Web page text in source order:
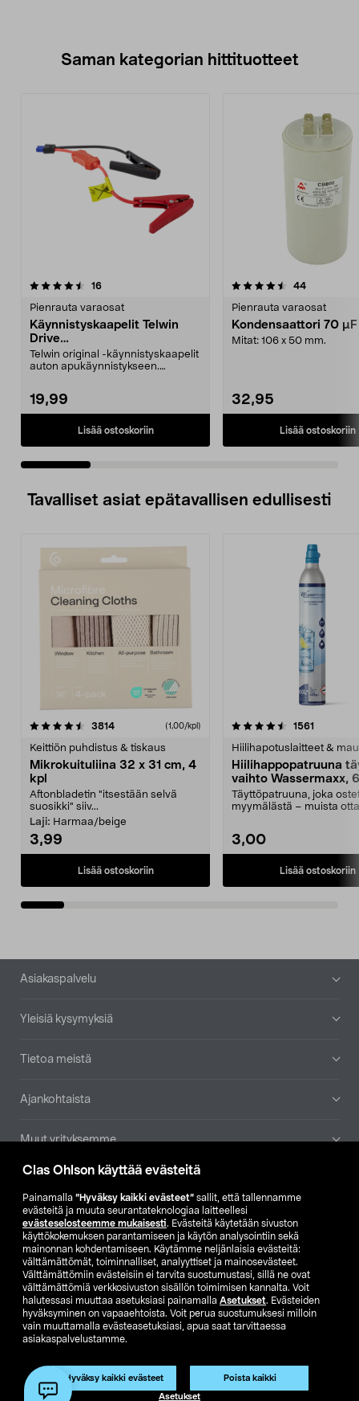
Clas Ohlson käyttää evästeitä
Painamalla ”Hyväksy kaikki evästeet” sallit, että tallennamme
evästeitä ja muuta seurantateknologiaa laitteellesi
evästeselosteemme mukaisesti. Evästeitä käytetään sivuston
käyttökokemuksen parantamiseen ja käytön analysointiin sekä
mainonnan kohdentamiseen. Käytämme neljänlaisia evästeitä:
välttämättömät, toiminnalliset, analyyttiset ja mainosevästeet.
Välttämättömiin evästeisiin ei tarvita suostumustasi, sillä ne ovat
välttämättömiä verkkosivuston sisällön toimimisen kannalta. Voit
halutessasi muuttaa asetuksiasi painamalla Asetukset. Evästeiden
hyväksyminen on vapaaehtoista. Voit perua suostumuksesi milloin
vain muuttamalla evästeasetuksiasi, apua saat tarvittaessa
asiakaspalvelustamme.
Hyväksy kaikki evästeet Poista kaikki
Asetukset
Tuote on poistunut
Tuotenro: 51-1487
Saman kategorian hittituotteet
16arvostelut
Pienrauta varaosat
Käynnistyskaapelit Telwin
Drive
Mini/9000/13000/1250/150
0/1750, EC5
Telwin original -käynnistyskaapelit
auton apukäynnistykseen.
19,99
Lisää ostoskoriin
4.5 viidestä
44arvostelut
Pienrauta varaosat
Kondensaattori 70
Mitat: 106 x 50 mm.
32,95
Lisää ostoskoriin
4.5 viidestä
Tavalliset asiat epätavallisen edullisesti
3814arvostelut (1,00/kpl)
Keittiön puhdistus & tiskaus
Mikrokuituliina 32 x 31 cm, 4
kpl
Aftonbladetin "itsestään selvä
suosikki" siiv...
Laji: Harmaa/beige
3,99
Lisää ostoskoriin
4.5viidestä
1561
Hiilihapotuslaitteet &
Hiilihappopatruuna
vaihto Wassermaxx,
Täyttöpatruuna, joka
myymälästä – muista
3,00
Lisää ostoskoriin
4.5viidestä
Alatunniste
Asiakaspalvelu
Yleisiä kysymyksiä
Tietoa meistä
Ajankohtaista
Muut yrityksemme
Etsi myymälä
SE NO FI
FI SV
Näytä hinnat ilman ALV:a